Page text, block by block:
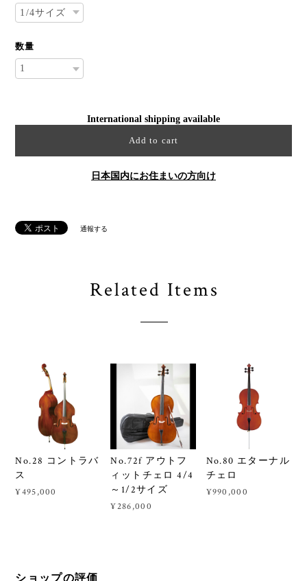
数量
International shipping available
Add to cart
日本国内にお住まいの方向け
通報する
Related Items
No.28 コントラバ
ス
¥495,000
No.72f アウトフ
ィットチェロ 4/4
～1/2サイズ
¥286,000
No.80 エターナル
チェロ
¥990,000
ショップの評価